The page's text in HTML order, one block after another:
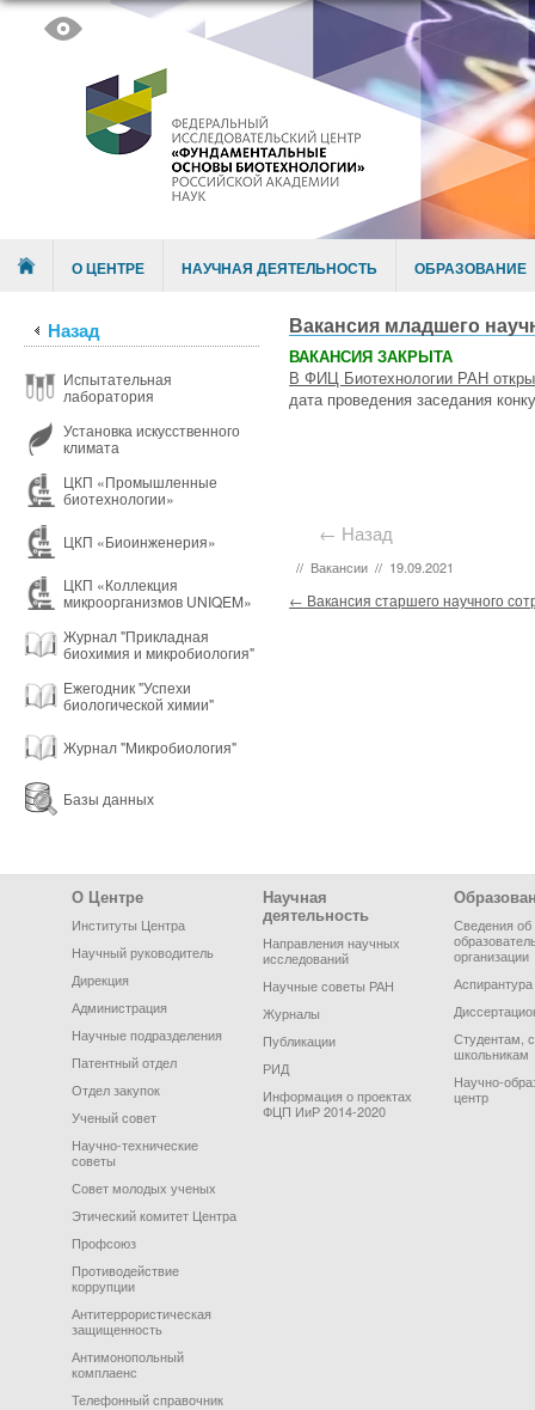
Menu О ЦЕНТРЕ НАУЧНАЯ ДЕЯТЕЛЬНОСТЬ ОБРАЗОВАНИЕ
Назад
Испытательная
лаборатория
Установка искусственного
климата
ЦКП «Промышленные
биотехнологии»
ЦКП «Биоинженерия»
ЦКП «Коллекция
микроорганизмов UNIQEM»
Журнал "Прикладная
биохимия и микробиология"
Ежегодник "Успехи
биологической химии"
Журнал "Микробиология"
Базы данных
Вакансия младшего
ВАКАНСИЯ ЗАКРЫТА
В ФИЦ Биотехнологии РАН
дата проведения заседания
← Назад
// Вакансии // 19.09.2021
Post navigation
← Вакансия старшего научного
Footer Menu
О Центре
Институты Центра
Научный руководитель
Дирекция
Администрация
Научные подразделения
Патентный отдел
Отдел закупок
Ученый совет
Научно-технические
советы
Совет молодых ученых
Этический комитет Центра
Профсоюз
Противодействие
коррупции
Антитеррористическая
защищенность
Антимонопольный
комплаенс
Телефонный справочник
Научная
деятельность
Направления научных
исследований
Научные советы РАН
Журналы
Публикации
РИД
Информация о проектах
ФЦП ИиР 2014-2020
Сведения об
организации
Аспирантура
Студентам,
школьникам
Научно-
центр